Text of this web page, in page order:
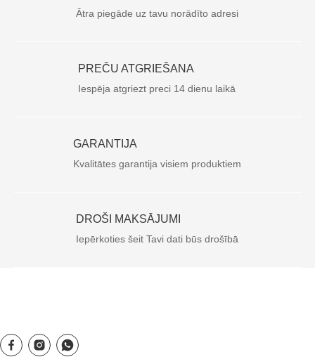
Ātra piegāde uz tavu norādīto adresi
PREČU ATGRIEŠANA
Iespēja atgriezt preci 14 dienu laikā
GARANTIJA
Kvalitātes garantija visiem produktiem
DROŠI MAKSĀJUMI
Iepērkoties šeit Tavi dati būs drošībā